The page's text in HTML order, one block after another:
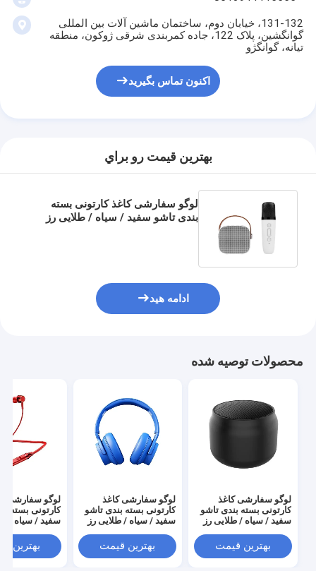
131-132، خیابان دوم، ساختمان ماشین آلات بین المللی
گوانگشین، پلاک 122، جاده کمربندی شرقی ژوکون، منطقه
تیانه، گوانگژو
اکنون تماس بگیرید
بهترين قيمت رو براي
لوگو سفارشی کاغذ کارتونی بسته
بندی تاشو سفید / سیاه / طلایی رز
ادامه هید
محصولات توصیه شده
لوگو سفارشی کاغذ
کارتونی بسته بندی تاشو
سفید / سیاه / طلایی رز
لوکس با بندش نوار
بهترین قیمت
لوگو سفارشی کاغذ
کارتونی بسته بندی تاشو
سفید / سیاه / طلایی رز
لوکس با بندش نوار
بهترین قیمت
لوگو سفارشی
کارتونی بسته
سفید / سیاه /
لوکس با بندش
بهترین